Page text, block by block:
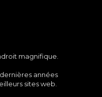
magnifique.
années
sites web.